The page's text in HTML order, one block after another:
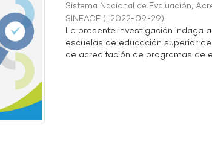
Sistema Nacional de Evaluación,
SINEACE (, 2022-09-29)
La presente investigación indaga
escuelas de educación superior
de acreditación de programas de